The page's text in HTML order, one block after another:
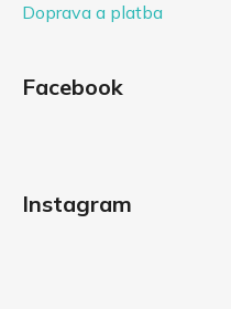
Doprava a platba
Facebook
Instagram